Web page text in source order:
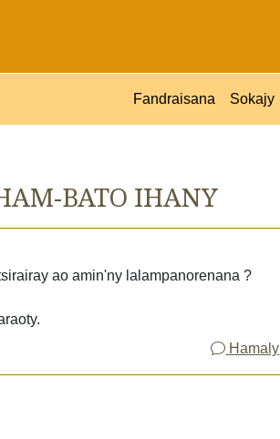
Fandraisana Sokajy
BATO IHANY
ao amin'ny lalampanorenana ?
Hamaly